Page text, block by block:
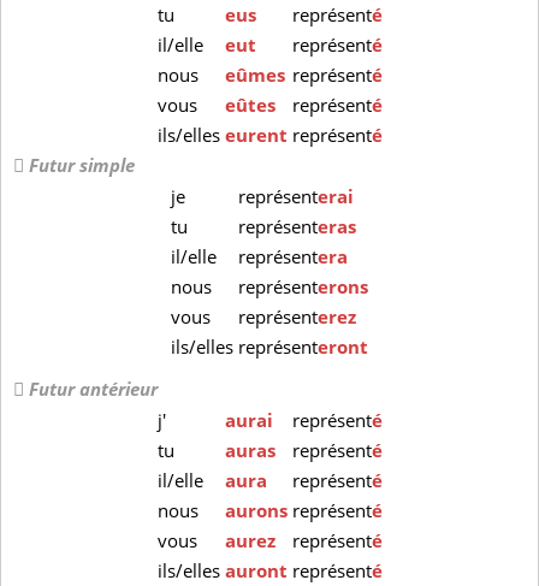
tu
eus représenté
il/elle
eut représenté
nous
eûmes représenté
vous
eûtes représenté
ils/elles eurent représenté
Futur simple
je
représenterai
tu
représenteras
il/elle
représentera
nous
représenterons
vous
représenterez
ils/elles représenteront
Futur antérieur
j'
aurai représenté
tu
auras représenté
il/elle
aura représenté
nous
aurons représenté
vous
aurez représenté
ils/elles auront représenté